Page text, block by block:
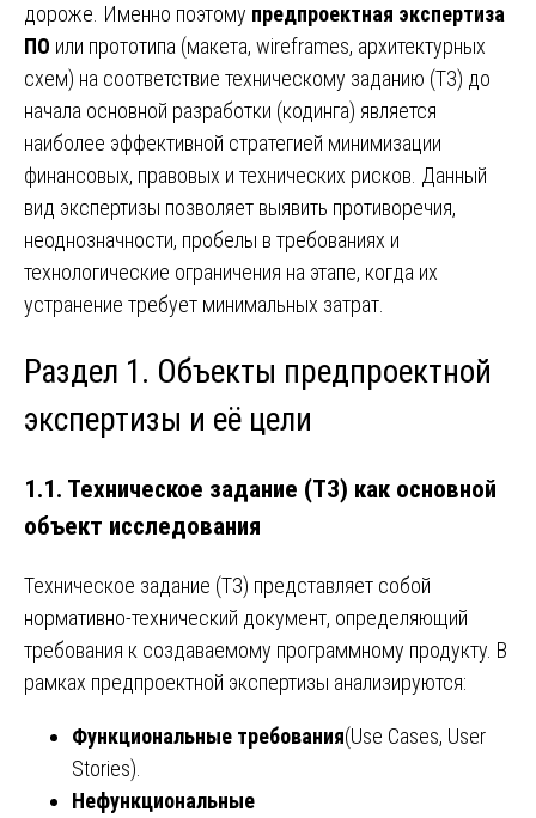
дороже. Именно поэтому предпроектная экспертиза
ПО или прототипа (макета, wireframes, архитектурных
схем) на соответствие техническому заданию (ТЗ) до
начала основной разработки (кодинга) является
наиболее эффективной стратегией минимизации
финансовых, правовых и технических рисков. Данный
вид экспертизы позволяет выявить противоречия,
неоднозначности, пробелы в требованиях и
технологические ограничения на этапе, когда их
устранение требует минимальных затрат.
Раздел 1. Объекты предпроектной
экспертизы и её цели
1.1. Техническое задание (ТЗ) как основной
объект исследования
Техническое задание (ТЗ) представляет собой
нормативно-технический документ, определяющий
требования к создаваемому программному продукту. В
рамках предпроектной экспертизы анализируются:
Функциональные требования(Use Cases, User
Stories).
Нефункциональные